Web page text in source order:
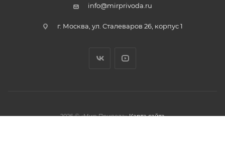
info@mirprivoda.ru
г. Москва, ул. Сталеваров 26, корпус 1
2026 © «Мир Привода» Карта сайта